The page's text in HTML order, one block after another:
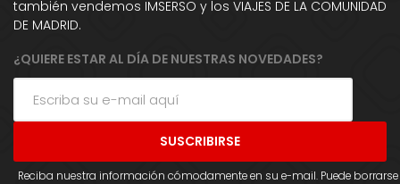
también vendemos IMSERSO y los VIAJES DE LA COMUNIDAD
DE MADRID.
¿QUIERE ESTAR AL DÍA DE NUESTRAS NOVEDADES?
Reciba nuestra información cómodamente en su e-mail. Puede borrarse